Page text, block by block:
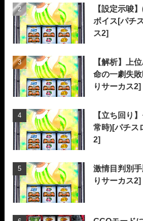
【設定示唆
ボイス[パチ
ス2]
【解析】上
命の一劇失
りサーカス2]
【立ち回り
常時)[パチス
2]
激情目判別
りサーカス2]